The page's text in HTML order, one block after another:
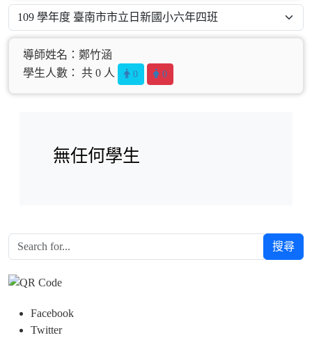
導師姓名：鄭竹涵
學生人數： 共 0 人
0 0
無任何學生
搜尋
Facebook
Twitter